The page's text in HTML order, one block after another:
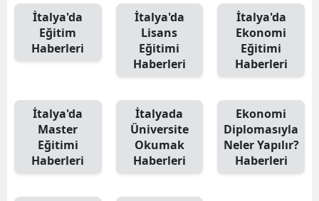
İtalya'da
Eğitim
Haberleri
İtalya'da
Lisans
Eğitimi
Haberleri
İtalya'da
Ekonomi
Eğitimi
Haberleri
İtalya'da
Master
Eğitimi
Haberleri
İtalyada
Üniversite
Okumak
Haberleri
Ekonomi
Diplomasıyla
Neler Yapılır?
Haberleri